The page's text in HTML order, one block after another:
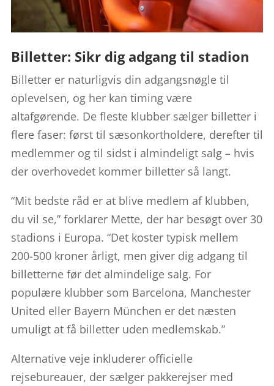
Billetter: Sikr dig adgang til stadion
Billetter er naturligvis din adgangsnøgle til
oplevelsen, og her kan timing være
altafgørende. De fleste klubber sælger billetter i
flere faser: først til sæsonkortholdere, derefter til
medlemmer og til sidst i almindeligt salg – hvis
der overhovedet kommer billetter så langt.
“Mit bedste råd er at blive medlem af klubben,
du vil se,” forklarer Mette, der har besøgt over 30
stadions i Europa. “Det koster typisk mellem
200-500 kroner årligt, men giver dig adgang til
billetterne før det almindelige salg. For
populære klubber som Barcelona, Manchester
United eller Bayern München er det næsten
umuligt at få billetter uden medlemskab.”
Alternative veje inkluderer officielle
rejsebureauer, der sælger pakkerejser med